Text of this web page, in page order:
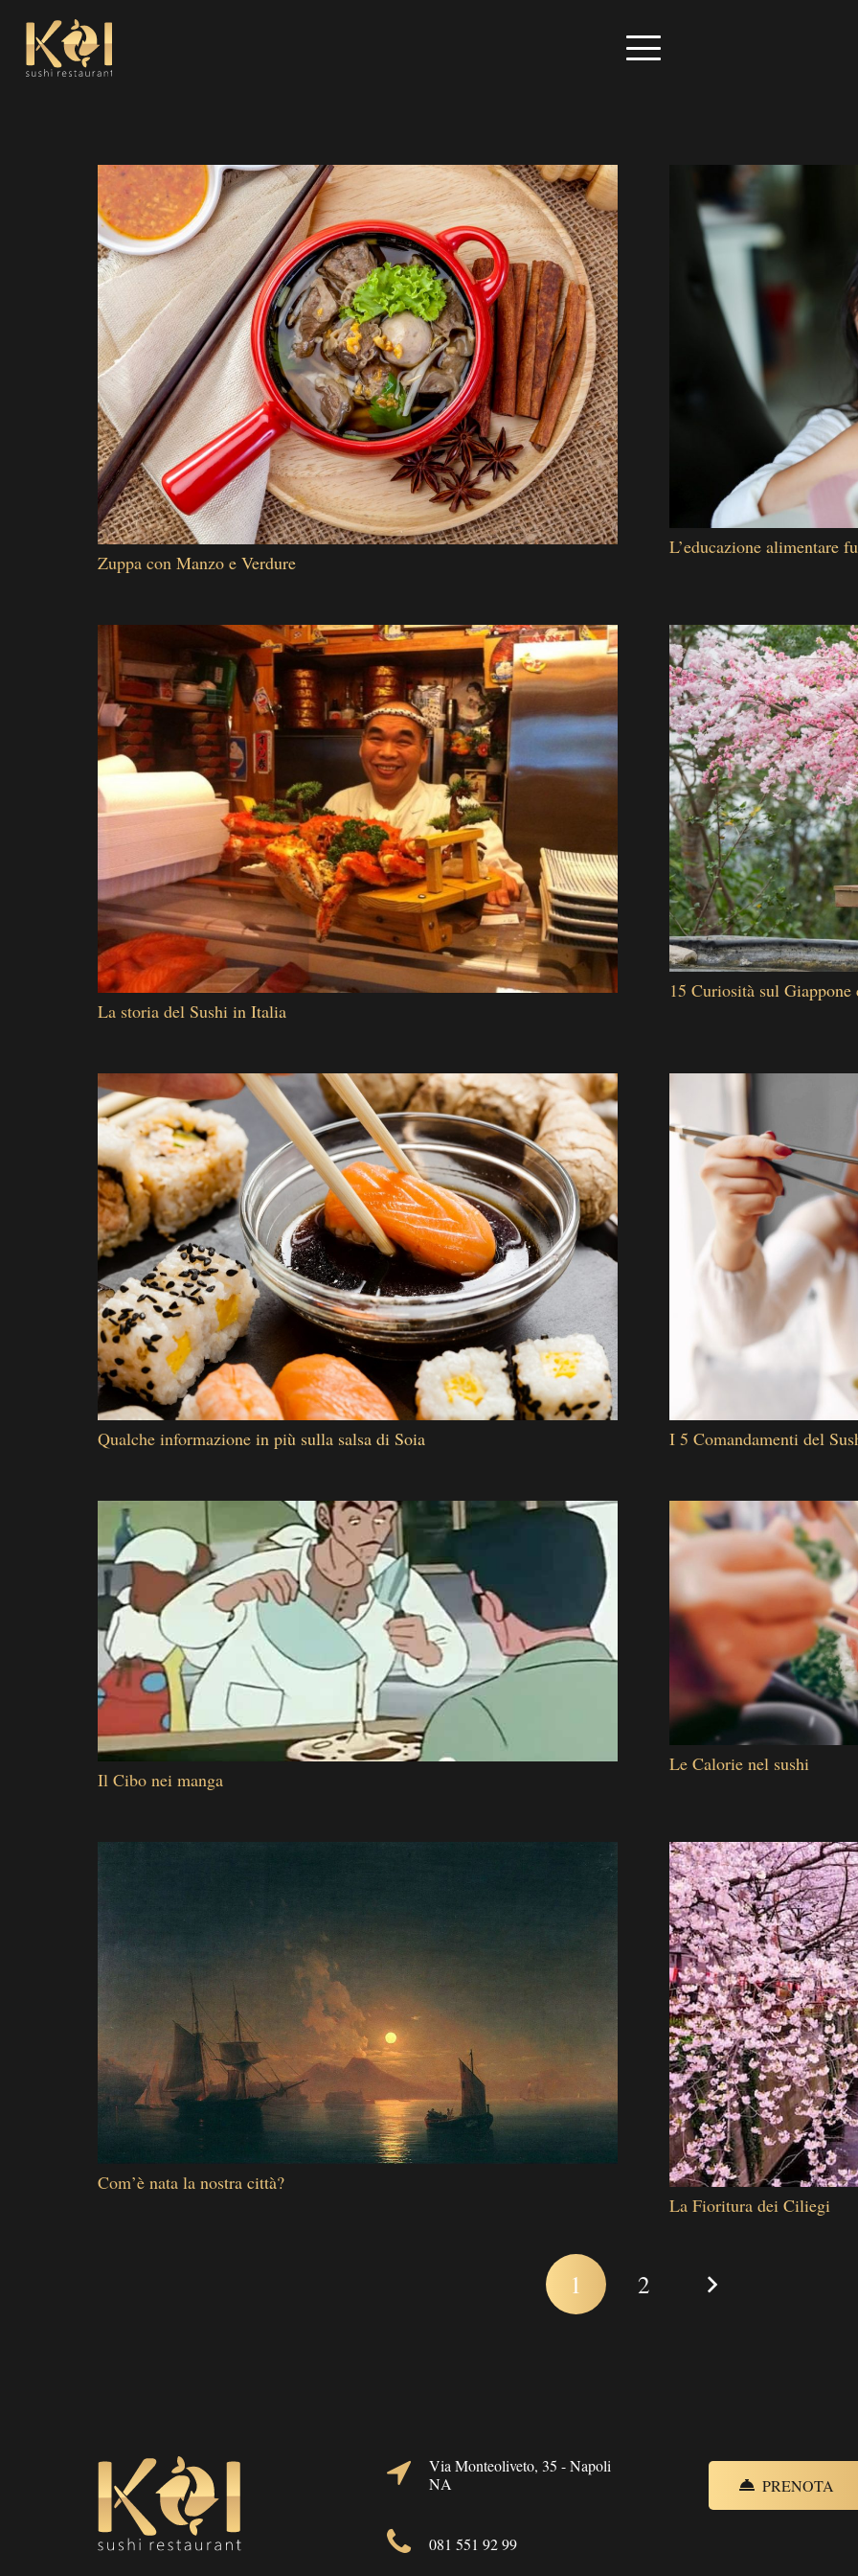
Zuppa con Manzo e Verdure
L’educazione alimentare
La storia del Sushi in Italia
15 Curiosità sul
Qualche informazione in più sulla salsa di Soia I 5 Comandamenti del
Il Cibo nei manga
Le Calorie nel sushi
Com’è nata la nostra città?
La Fioritura dei Ciliegi
1 2
Via Monteoliveto, 35 - Napoli
NA
081 551 92 99
PRENOTA